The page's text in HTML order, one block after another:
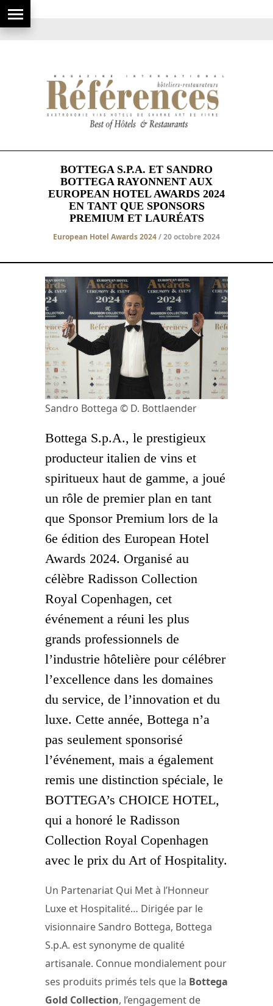
BOTTEGA S.P.A. ET SANDRO
BOTTEGA RAYONNENT AUX
EUROPEAN HOTEL AWARDS 2024
EN TANT QUE SPONSORS
PREMIUM ET LAURÉATS
European Hotel Awards 2024/ 20 octobre 2024
Sandro Bottega © D. Bottlaender
Bottega S.p.A., le prestigieux
producteur italien de vins et
spiritueux haut de gamme, a joué
un rôle de premier plan en tant
que Sponsor Premium lors de la
6e édition des European Hotel
Awards 2024. Organisé au
célèbre Radisson Collection
Royal Copenhagen, cet
événement a réuni les plus
grands professionnels de
l’industrie hôtelière pour célébrer
l’excellence dans les domaines
du service, de l’innovation et du
luxe. Cette année, Bottega n’a
pas seulement sponsorisé
l’événement, mais a également
remis une distinction spéciale, le
BOTTEGA’s CHOICE HOTEL,
qui a honoré le Radisson
Collection Royal Copenhagen
avec le prix du Art of Hospitality.
Un Partenariat Qui Met à l’Honneur
Luxe et Hospitalité… Dirigée par le
visionnaire Sandro Bottega, Bottega
S.p.A. est synonyme de qualité
artisanale. Connue mondialement pour
ses produits primés tels que la Bottega
Gold Collection, l’engagement de